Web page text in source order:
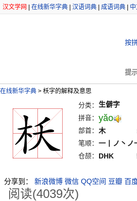
汉文学网 在线新华字典 汉语词典 成语词典
按
提示
在线新华字典 > 枖字的解释及意思
分类： 生僻字
拼音： yăo
部首： 木
笔顺： 一丨ノ丶ノ
仓颉： DHK
分享到： 新浪微博 微信 QQ空间 豆瓣 百
阅读(4039次)